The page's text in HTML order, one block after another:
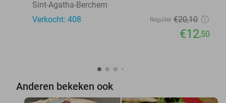
Sint-Agatha-Berchem
Verkocht: 408
Regulier €20,10
€12,50
Anderen bekeken ook